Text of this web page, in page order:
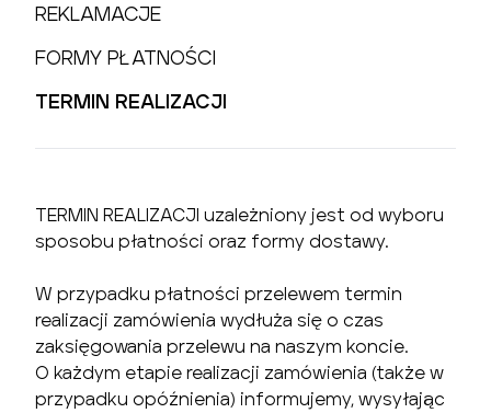
REKLAMACJE
FORMY PŁATNOŚCI
TERMIN REALIZACJI
TERMIN REALIZACJI uzależniony jest od wyboru
sposobu płatności oraz formy dostawy.
W przypadku płatności przelewem termin
realizacji zamówienia wydłuża się o czas
zaksięgowania przelewu na naszym koncie.
O każdym etapie realizacji zamówienia (także w
przypadku opóźnienia) informujemy, wysyłając